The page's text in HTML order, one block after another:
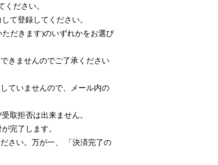
ださい。
て登録してください。
だきます)のいずれかをお選び
きませんのでご了承ください
ていませんので、メール内の
取拒否は出来ません。
完了します。
さい。万が一、 「決済完了の